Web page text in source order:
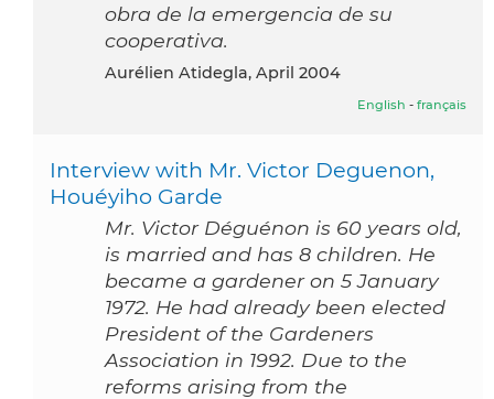
obra de la emergencia de su
cooperativa.
Aurélien Atidegla, April 2004
English - français
Interview with Mr. Victor Deguenon,
Houéyiho Garde
Mr. Victor Déguénon is 60 years old,
is married and has 8 children. He
became a gardener on 5 January
1972. He had already been elected
President of the Gardeners
Association in 1992. Due to the
reforms arising from the